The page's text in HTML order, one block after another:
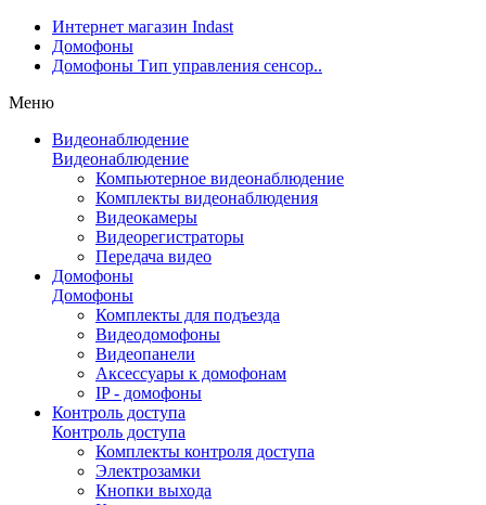
Интернет магазин Indast
Домофоны
Домофоны Тип управления сенсор..
Меню
Видеонаблюдение
Видеонаблюдение
Компьютерное видеонаблюдение
Комплекты видеонаблюдения
Видеокамеры
Видеорегистраторы
Передача видео
Домофоны
Домофоны
Комплекты для подъезда
Видеодомофоны
Видеопанели
Аксессуары к домофонам
IP - домофоны
Контроль доступа
Контроль доступа
Комплекты контроля доступа
Электрозамки
Кнопки выхода